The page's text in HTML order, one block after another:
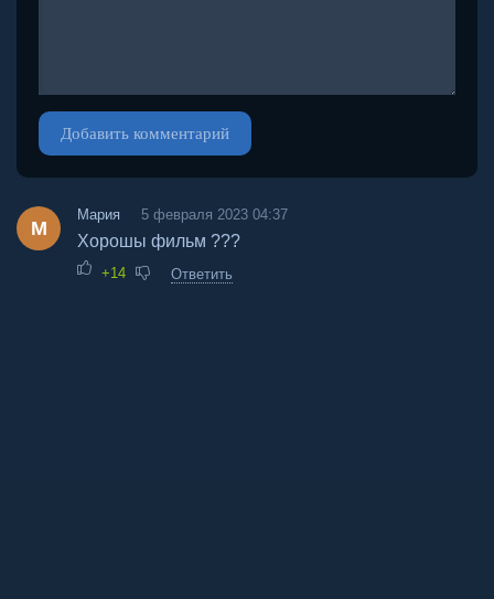
Добавить комментарий
М
Мария 5 февраля 2023 04:37
Хорошы фильм ???
+14 Ответить